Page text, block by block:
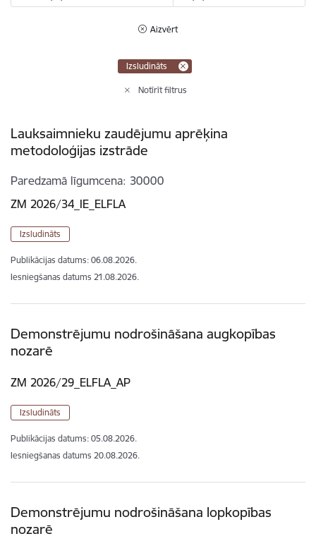
Aizvērt
Izsludināts
Notīrīt filtrus
Lauksaimnieku zaudējumu aprēķina
metodoloģijas izstrāde
Paredzamā līgumcena 30000
ZM 2026/34_IE_ELFLA
Izsludināts
Publikācijas datums: 06.08.2026.
Iesniegšanas datums 21.08.2026.
Demonstrējumu nodrošināšana augkopības
nozarē
ZM 2026/29_ELFLA_AP
Izsludināts
Publikācijas datums: 05.08.2026.
Iesniegšanas datums 20.08.2026.
Demonstrējumu nodrošināšana lopkopības
nozarē